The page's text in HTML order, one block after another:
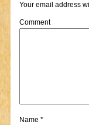
Your email address
Comment
Name *